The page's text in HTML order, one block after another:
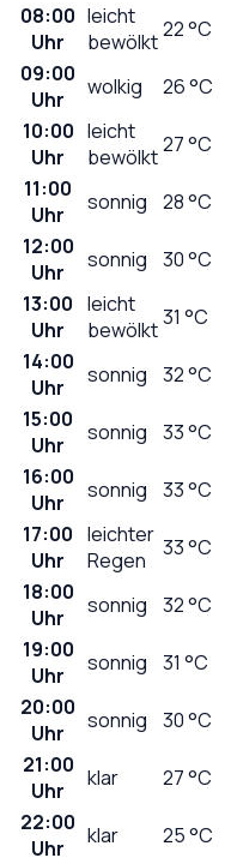
08:00
Uhr
leicht
bewölkt22°C
09:00
Uhr
wolkig 26°C
10:00
Uhr
leicht
bewölkt27°C
11:00
Uhr
sonnig 28°C
12:00
Uhr
sonnig 30°C
13:00
Uhr
leicht
bewölkt31 °C
14:00
Uhr
sonnig 32°C
15:00
Uhr
sonnig 33°C
16:00
Uhr
sonnig 33°C
17:00
Uhr
leichter
Regen
33°C
18:00
Uhr
sonnig 32°C
19:00
Uhr
sonnig 31 °C
20:00
Uhr
sonnig 30°C
21:00
Uhr
klar 27°C
22:00
Uhr
klar 25°C